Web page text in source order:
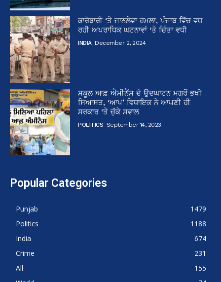
ਕਾਰੋਬਾਰੀ ‘ਤੇ ਜਾਨਲੇਵਾ ਹਮਲਾ, ਪੰਜਾਬ ਵਿੱਚ ਵਧ
ਰਹੀ ਅਪਰਾਧਿਕ ਘਟਨਾਵਾਂ ‘ਤੇ ਚਿੰਤਾ ਵਧੀ
INDIA December 2, 2024
ਸਕੂਲ ਆਫ਼ ਐਮੀਨੈਂਸ ਦੇ ਉਦਘਾਟਨ ਮਗਰੋਂ ਭਖੀ
ਸਿਆਸਤ, ‘ਆਪ’ ਵਿਧਾਇਕ ਨੇ ਆਪਣੀ ਹੀ
ਸਰਕਾਰ ‘ਤੇ ਚੁੱਕੇ ਸਵਾਲ
POLITICS September 14, 2023
Popular Categories
Punjab
1479
Politics
1188
India
674
Crime
231
All
155